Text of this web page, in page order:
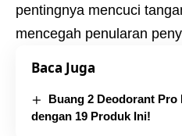
pentingnya mencuci
mencegah penularan
Baca Juga
Buang 2 Deodorant Pro
dengan 19 Produk Ini!